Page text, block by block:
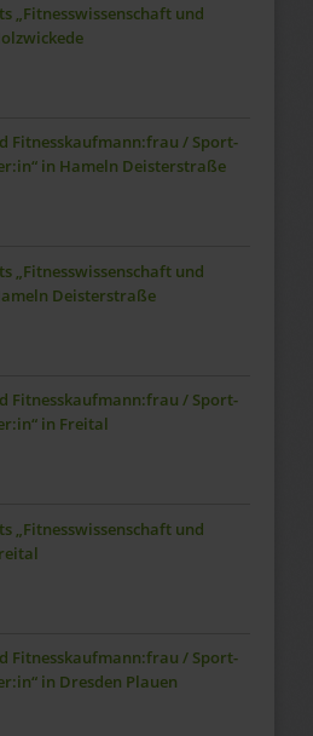
„Fitnesswissenschaft und
Fitnesskaufmann:frau / Sport-
in Hameln Deisterstraße
„Fitnesswissenschaft und
Deisterstraße
Fitnesskaufmann:frau / Sport-
in Freital
„Fitnesswissenschaft und
Fitnesskaufmann:frau / Sport-
in Dresden Plauen